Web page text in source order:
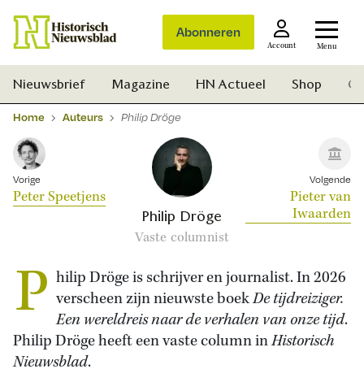
Abonneren
Account Menu
Zoek
Nieuwsbrief Magazine HN Actueel Shop
Home Auteurs Philip Dröge
Vorige
Peter Speetjens
Philip Dröge
Vaste columnist
Volgende
Pieter van
Iwaarden
P hilip Dröge is schrijver en journalist. In 2026
verscheen zijn nieuwste boekDe tijdreiziger.
Een wereldreis naar de verhalen van onze tijd.
Philip Dröge heeft een vaste column inHistorisch
Nieuwsblad.